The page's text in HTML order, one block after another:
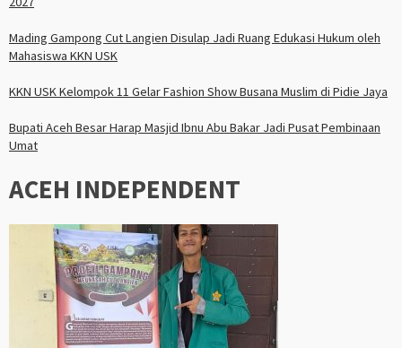
Mading Gampong Cut Langien Disulap Jadi Ruang Edukasi Hukum oleh
Mahasiswa KKN USK
KKN USK Kelompok 11 Gelar Fashion Show Busana Muslim di Pidie Jaya
Bupati Aceh Besar Harap Masjid Ibnu Abu Bakar Jadi Pusat Pembinaan
Umat
ACEH INDEPENDENT